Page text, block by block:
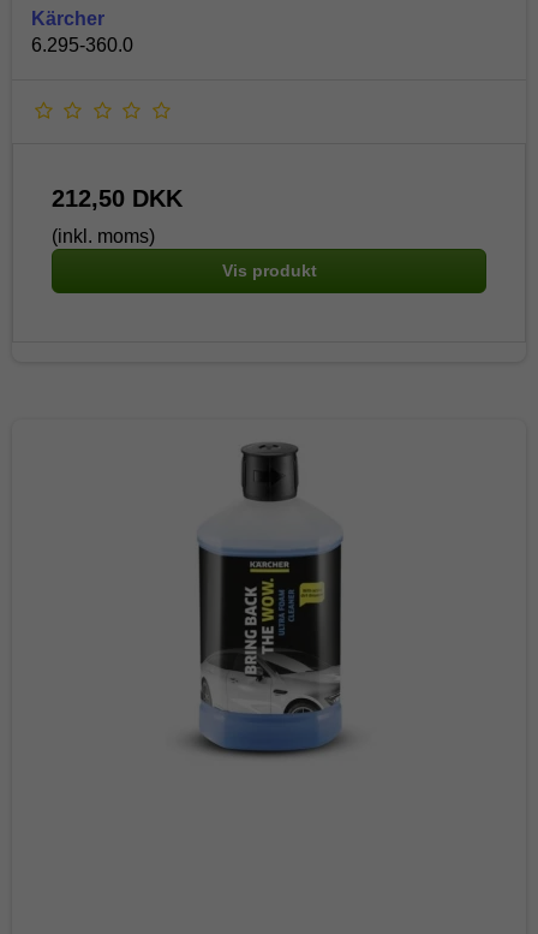
Kärcher
6.295-360.0
212,50 DKK
(inkl. moms)
Vis produkt